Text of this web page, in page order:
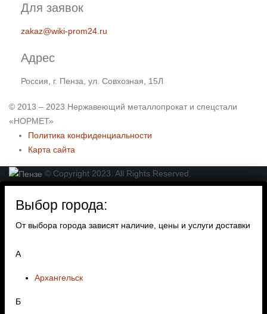
Для заявок
zakaz@wiki-prom24.ru
Адрес
Россия, г. Пенза, ул. Совхозная, 15Л
© 2013 – 2023 Нержавеющий металлопрокат и спецстали
«НОРМЕТ»
Политика конфиденциальности
Карта сайта
© Copyright 2023. All Rights Reserved.
Выбор города:
От выбора города зависят наличие, цены и услуги доставки
А
Архангельск
Б